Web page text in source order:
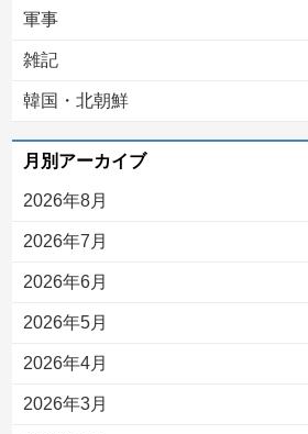
軍事
雑記
韓国・北朝鮮
月別アーカイブ
2026年8月
2026年7月
2026年6月
2026年5月
2026年4月
2026年3月